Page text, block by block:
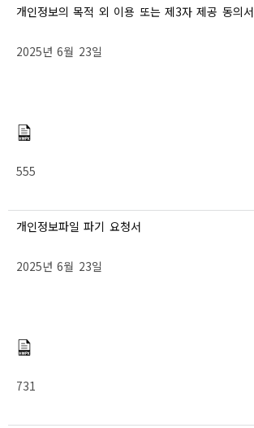
개인정보의 목적 외 이용 또는 제3자 제공 동의서
2025년 6월 23일
555
개인정보파일 파기 요청서
2025년 6월 23일
731